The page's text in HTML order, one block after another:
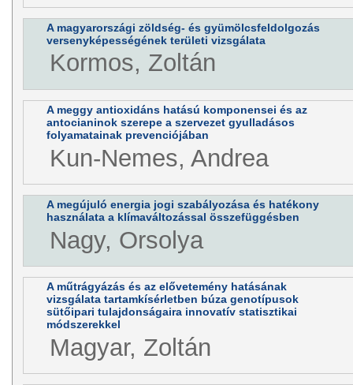
A magyarországi zöldség- és gyümölcsfeldolgozás
versenyképességének területi vizsgálata
Kormos, Zoltán
A meggy antioxidáns hatású komponensei és az
antocianinok szerepe a szervezet gyulladásos
folyamatainak prevenciójában
Kun-Nemes, Andrea
A megújuló energia jogi szabályozása és hatékony
használata a klímaváltozással összefüggésben
Nagy, Orsolya
A műtrágyázás és az elővetemény hatásának
vizsgálata tartamkísérletben búza genotípusok
sütőipari tulajdonságaira innovatív statisztikai
módszerekkel
Magyar, Zoltán